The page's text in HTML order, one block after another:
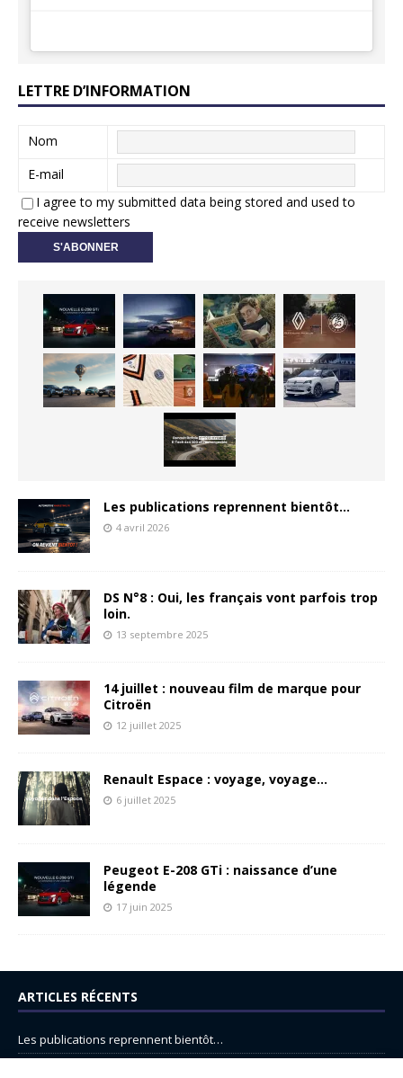
LETTRE D’INFORMATION
Nom
E-mail
I agree to my submitted data being stored and used to
receive newsletters
Les publications reprennent bientôt…
4 avril 2026
DS N°8 : Oui, les français vont parfois trop
loin.
13 septembre 2025
14 juillet : nouveau film de marque pour
Citroën
12 juillet 2025
Renault Espace : voyage, voyage…
6 juillet 2025
Peugeot E-208 GTi : naissance d’une
légende
17 juin 2025
ARTICLES RÉCENTS
Les publications reprennent bientôt…